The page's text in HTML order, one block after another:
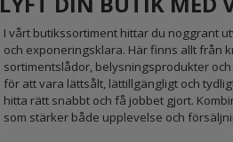
I vårt butikssortiment hittar du noggrant
och exponeringsklara. Här finns allt från
sortimentslådor, belysningsprodukter
för att vara lättsålt, lättillgängligt och
hitta rätt snabbt och få jobbet gjort.
som stärker både upplevelse och